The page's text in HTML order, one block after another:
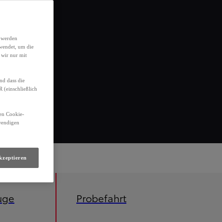
Probefahrt
um die
wir nur mit
dass die
(einschließlich
Cookie-